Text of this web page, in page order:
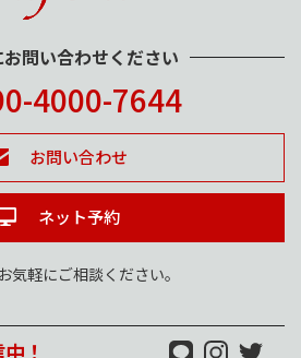
問い合わせください
4000-7644
お問い合わせ
ネット予約
気軽にご相談ください。
！